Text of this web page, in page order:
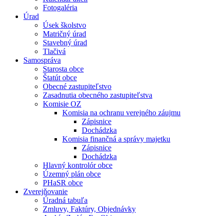
Fotogaléria
Úrad
Úsek školstvo
Matričný úrad
Stavebný úrad
Tlačivá
Samospráva
Starosta obce
Štatút obce
Obecné zastupiteľstvo
Zasadnutia obecného zastupiteľstva
Komisie OZ
Komisia na ochranu verejného záujmu
Zápisnice
Dochádzka
Komisia finančná a správy majetku
Zápisnice
Dochádzka
Hlavný kontrolór obce
Územný plán obce
PHaSR obce
Zverejňovanie
Úradná tabuľa
Zmluvy, Faktúry, Objednávky